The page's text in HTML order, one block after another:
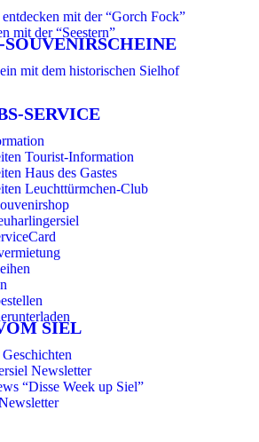
mit der “Gorch Fock”
mit der “Seestern”
SOUVENIRSCHEINE
mit dem historischen Sielhof
SERVICE
Tourist-Information
Haus des Gastes
Leuchttürmchen-Club
SIEL
Newsletter
“Disse Week up Siel”